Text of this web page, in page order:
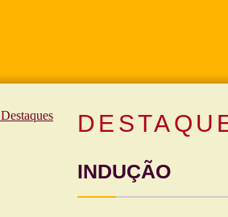
INDUÇÃO
Destaques